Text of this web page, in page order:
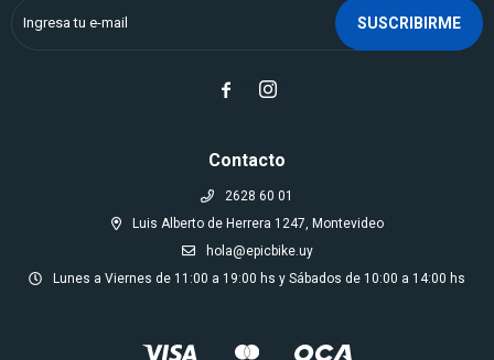
Contacto
2628 60 01
Luis Alberto de Herrera 1247, Montevideo
hola@epicbike.uy
Lunes a Viernes de 11:00 a 19:00 hs y Sábados de 10:00 a 14:00 hs
SUSCRIBIRME
 